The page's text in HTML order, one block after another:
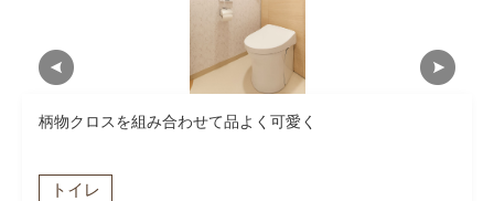
柄物クロスを組み合わせて品よく可愛く
トイレ